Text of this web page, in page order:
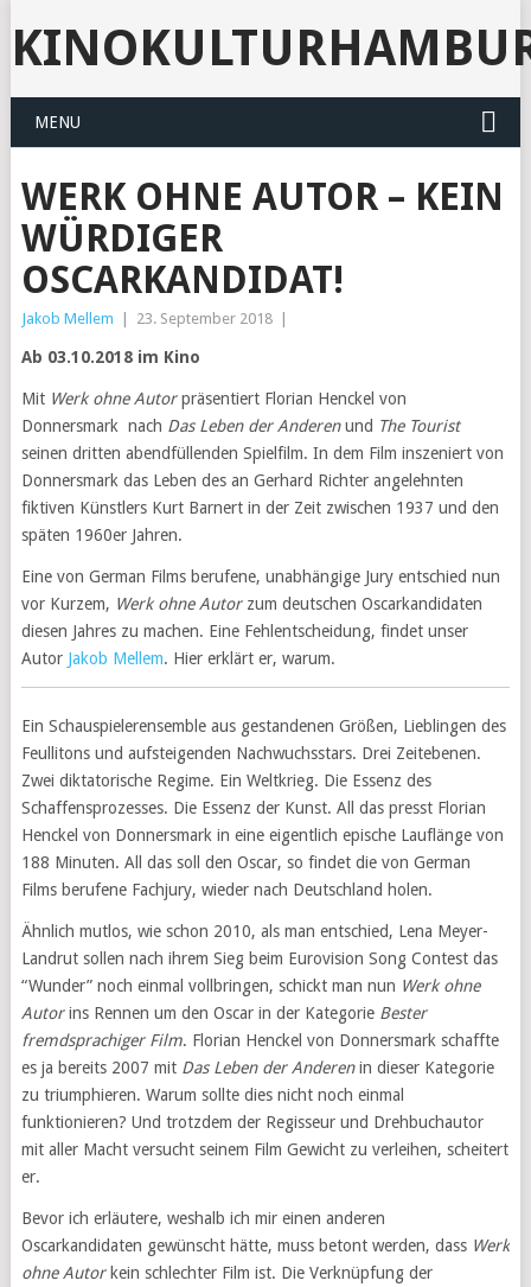
MENU
WERK OHNE AUTOR – KEIN
WÜRDIGER
OSCARKANDIDAT!
Jakob Mellem 23. September 2018
Ab 03.10.2018 im Kino
Mit Werk ohne Autorpräsentiert Florian Henckel von
Donnersmark nach Das Leben der Anderenund The Tourist
seinen dritten abendfüllenden Spielfilm. In dem Film inszeniert von
Donnersmark das Leben des an Gerhard Richter angelehnten
fiktiven Künstlers Kurt Barnert in der Zeit zwischen 1937 und den
späten 1960er Jahren.
Eine von German Films berufene, unabhängige Jury entschied nun
vor Kurzem, Werk ohne Autorzum deutschen Oscarkandidaten
diesen Jahres zu machen. Eine Fehlentscheidung, findet unser
Autor Jakob Mellem. Hier erklärt er, warum.
Ein Schauspielerensemble aus gestandenen Größen, Lieblingen des
Feullitons und aufsteigenden Nachwuchsstars. Drei Zeitebenen.
Zwei diktatorische Regime. Ein Weltkrieg. Die Essenz des
Schaffensprozesses. Die Essenz der Kunst. All das presst Florian
Henckel von Donnersmark in eine eigentlich epische Lauflänge von
188 Minuten. All das soll den Oscar, so findet die von German
Films berufene Fachjury, wieder nach Deutschland holen.
Ähnlich mutlos, wie schon 2010, als man entschied, Lena Meyer-
Landrut sollen nach ihrem Sieg beim Eurovision Song Contest das
“Wunder” noch einmal vollbringen, schickt man nun Werk ohne
Autorins Rennen um den Oscar in der Kategorie Bester
fremdsprachiger Film. Florian Henckel von Donnersmark schaffte
es ja bereits 2007 mit Das Leben der Anderenin dieser Kategorie
zu triumphieren. Warum sollte dies nicht noch einmal
funktionieren? Und trotzdem der Regisseur und Drehbuchautor
mit aller Macht versucht seinem Film Gewicht zu verleihen, scheitert
er.
Bevor ich erläutere, weshalb ich mir einen anderen
Oscarkandidaten gewünscht hätte, muss betont werden, dass Werk
ohne Autorkein schlechter Film ist. Die Verknüpfung der